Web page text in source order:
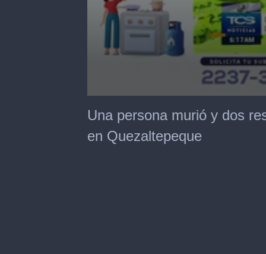
seconds
of
seconds
Una persona murió y dos
en Quezaltepeque